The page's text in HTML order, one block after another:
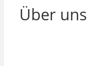
Über uns